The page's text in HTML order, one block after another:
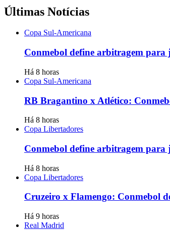
Últimas Notícias
Copa Sul-Americana
Conmebol define arbitragem para
Há 8 horas
Copa Sul-Americana
RB Bragantino x Atlético:
Há 8 horas
Copa Libertadores
Conmebol define arbitragem para
Há 8 horas
Copa Libertadores
Cruzeiro x Flamengo: Conmebol
Há 9 horas
Real Madrid